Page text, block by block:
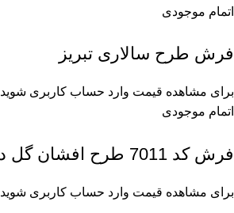
اتمام موجودی
فرش طرح سالاری تبریز
برای مشاهده قیمت وارد حساب کاربری شوید
اتمام موجودی
فرش کد 7011 طرح افشان گل درشت
برای مشاهده قیمت وارد حساب کاربری شوید